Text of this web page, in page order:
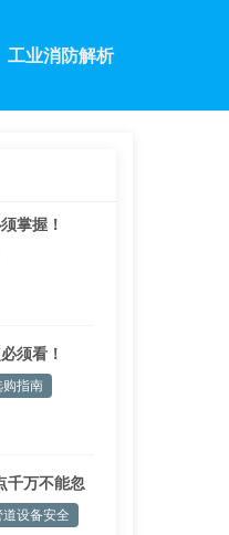
工业消防解析
掌握！
须看！
指南
千万不能忽
设备安全